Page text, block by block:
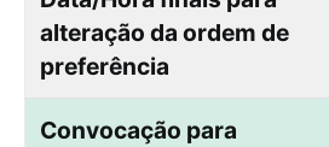
alteração da ordem de
preferência
Convocação para